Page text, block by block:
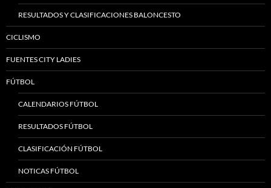
RESULTADOS Y CLASIFICACIONES BALONCESTO
CICLISMO
FUENTES CITY LADIES
FÚTBOL
CALENDARIOS FÚTBOL
RESULTADOS FÚTBOL
CLASIFICACIÓN FÚTBOL
NOTICAS FÚTBOL